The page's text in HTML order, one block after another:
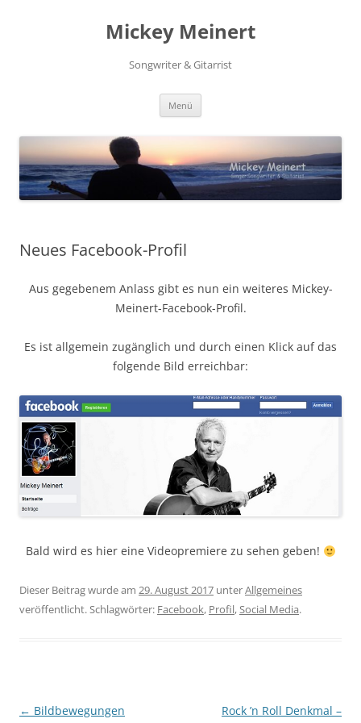
Mickey Meinert
Songwriter & Gitarrist
Menü
Neues Facebook-Profil
Aus gegebenem Anlass gibt es nun ein weiteres Mickey-
Meinert-Facebook-Profil.
Es ist allgemein zugänglich und durch einen Klick auf das
folgende Bild erreichbar:
Bald wird es hier eine Videopremiere zu sehen geben!
Dieser Beitrag wurde am 29. August 2017 unterAllgemeines
veröffentlicht. Schlagwörter: Facebook, Profil,Social Media.
Beitragsnavigation
← Bildbewegungen Rock ’n Roll Denkmal –